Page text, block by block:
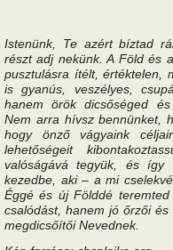
Istenünk, Te azért bíztad
részt adj nekünk. A Föld és
pusztulásra ítélt, értéktelen,
is gyanús, veszélyes,
hanem örök dicsőséged és
Nem arra hívsz bennünket,
hogy önző vágyaink
lehetőségeit
valóságává tegyük, és
kezedbe, aki – a mi
Éggé és új Földdé
csalódást, hanem jó őrzői
megdicsőítői Nevednek.